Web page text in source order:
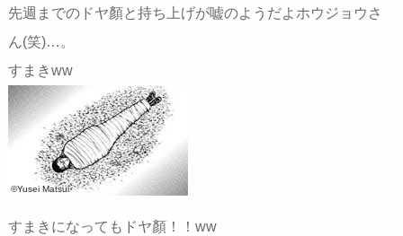
先週までのドヤ顏と持ち上げが嘘のようだよホウジョウさ
ん(笑)…。
すまきww
©Yusei Matsui
すまきになってもドヤ顏！！ww